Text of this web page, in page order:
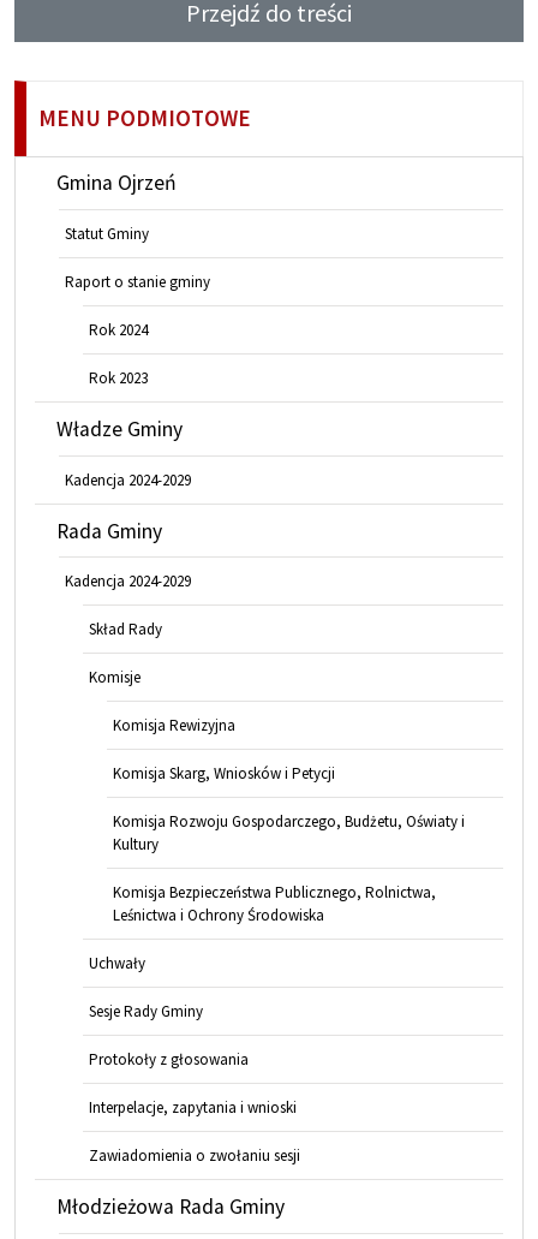
Przejdź do treści
MENU PODMIOTOWE
Gmina Ojrzeń
Statut Gminy
Raport o stanie gminy
Rok 2024
Rok 2023
Władze Gminy
Kadencja 2024-2029
Rada Gminy
Kadencja 2024-2029
Skład Rady
Komisje
Komisja Rewizyjna
Komisja Skarg, Wniosków i Petycji
Komisja Rozwoju Gospodarczego, Budżetu, Oświaty i
Kultury
Komisja Bezpieczeństwa Publicznego, Rolnictwa,
Leśnictwa i Ochrony Środowiska
Uchwały
Sesje Rady Gminy
Protokoły z głosowania
Interpelacje, zapytania i wnioski
Zawiadomienia o zwołaniu sesji
Młodzieżowa Rada Gminy